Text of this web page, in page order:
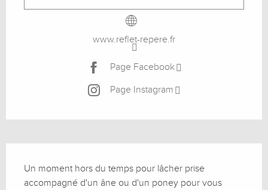
www.reflet-repere.fr
Page Facebook
Page Instagram
Un moment hors du temps pour lâcher prise
accompagné d'un âne ou d'un poney pour vous